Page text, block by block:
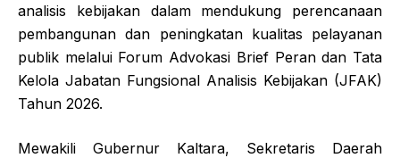
analisis kebijakan dalam mendukung perencanaan
pembangunan dan peningkatan kualitas pelayanan
publik melalui Forum Advokasi Brief Peran dan Tata
Kelola Jabatan Fungsional Analisis Kebijakan (JFAK)
Tahun 2026.
Mewakili Gubernur Kaltara, Sekretaris Daerah